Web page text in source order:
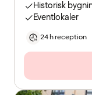
Historisk
Eventlokaler
24 h reception